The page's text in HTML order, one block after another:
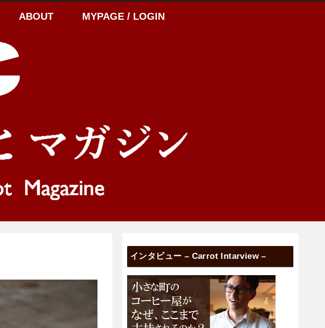
ABOUT MYPAGE / LOGIN
インタビュー – Carrot Intarview –